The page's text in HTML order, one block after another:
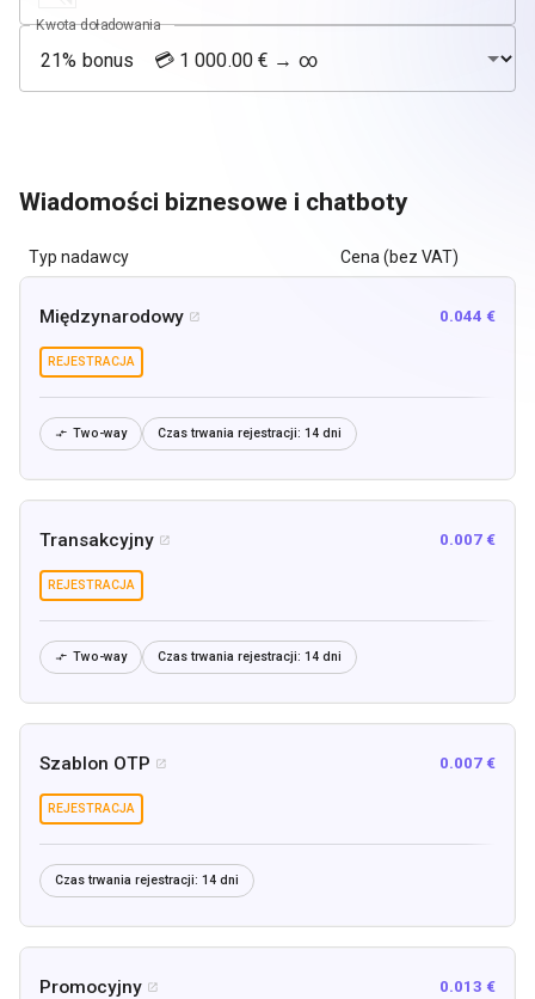
Kwota doładowania
Wiadomości biznesowe i chatboty
Typ nadawcy Cena (bez VAT)
Międzynarodowy  0.044 €
REJESTRACJA
 Two-way Czas trwania rejestracji: 14 dni
Transakcyjny  0.007 €
REJESTRACJA
 Two-way Czas trwania rejestracji: 14 dni
Szablon OTP  0.007 €
REJESTRACJA
Czas trwania rejestracji: 14 dni
Promocyjny  0.013 €